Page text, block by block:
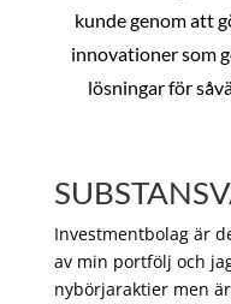
kunde genom att
innovationer som
lösningar för
Investmentbolag är
av min portfölj och
nybörjaraktier men